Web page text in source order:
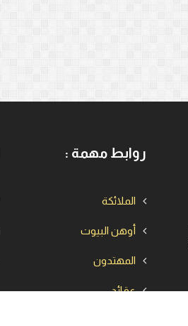
روابط مهمة :
الملائكة
أوهن البيوت
المهتدون
عقائد